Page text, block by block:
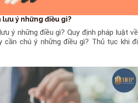
lưu ý những điều gì?
ý những điều gì? Quy định pháp luật về
cần chú ý những điều gì? Thủ tục khi đi